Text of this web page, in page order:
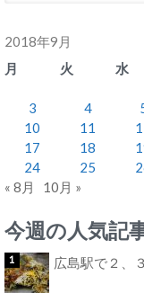
2018年9月
月
火 水
3
4
10
11
17
18
24
25
« 8月
10月 »
今週の人気記
広島駅で２、